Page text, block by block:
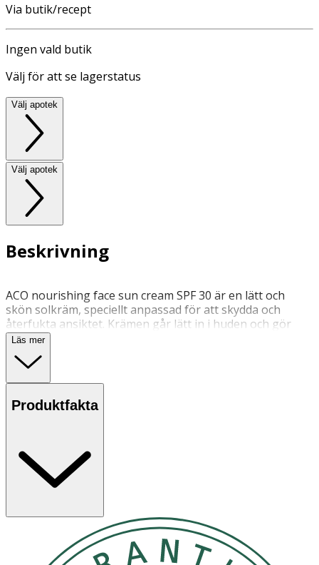
Via butik/recept
Ingen vald butik
Välj för att se lagerstatus
Välj apotek
Välj apotek
Beskrivning
ACO nourishing face sun cream SPF 30 är en lätt och
skön solkräm, speciellt anpassad för att skydda och
återfukta ansiktet. Krämen går lätt in i huden och gör
den mjuk, utan att täppa till porerna. ACO solkräm för
ansikte innehåller antioxidanten Vitamin E som skydd
mot fria radikaler.
Aqua
Octocrylene
C12-15 Alkyl Benzoate
Ethylhexyloxyphenol
Methoxyphenyl
UV-filter
Läs mer
Produktfakta